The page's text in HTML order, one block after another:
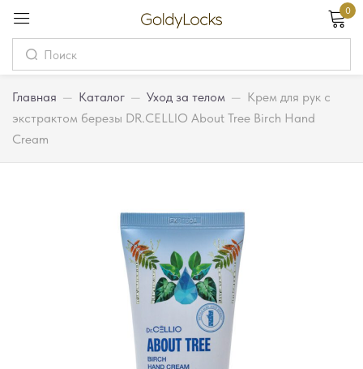
0
Главная — Каталог — Уход за телом — Крем для рук с
экстрактом березы DR.CELLIO About Tree Birch Hand
Cream
Вход
Password
Вход
Регистрация